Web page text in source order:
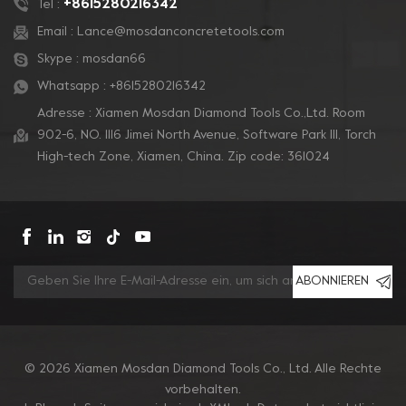
Trägerpolster montiert
werden, um auf jede
Bodenmaschine zu
passen.
passen.
Tel : +8615280216342
Email : Lance@mosdanconcretetools.com
Skype : mosdan66
Whatsapp : +8615280216342
Adresse : Xiamen Mosdan Diamond Tools Co.,Ltd. Room
902-6, NO. 1116 Jimei North Avenue, Software Park Ill, Torch
High-tech Zone, Xiamen, China. Zip code: 361024
ABONNIEREN
© 2026 Xiamen Mosdan Diamond Tools Co., Ltd. Alle Rechte
vorbehalten.